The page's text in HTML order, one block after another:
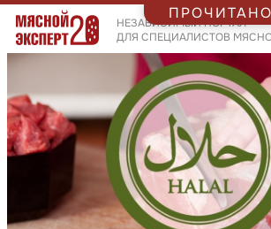
НЕЗАВИСИМЫЙ ПОРТАЛ
ДЛЯ СПЕЦИАЛИСТОВ
ПРОЧИТАНО